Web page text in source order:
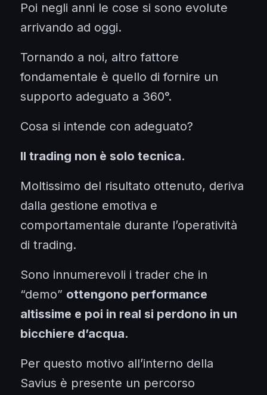
Poi negli anni le cose si sono evolute
arrivando ad oggi.
Tornando a noi, altro fattore
fondamentale è quello di fornire un
supporto adeguato a 360°.
Cosa si intende con adeguato?
Il trading non è solo tecnica.
Moltissimo del risultato ottenuto, deriva
dalla gestione emotiva e
comportamentale durante l’operatività
di trading.
Sono innumerevoli i trader che in
“demo” ottengono performance
altissime e poi in real si perdono in un
bicchiere d’acqua.
Per questo motivo all’interno della
Savius è presente un percorso